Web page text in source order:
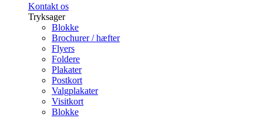
Kontakt os
Tryksager
Blokke
Brochurer / hæfter
Flyers
Foldere
Plakater
Postkort
Valgplakater
Visitkort
Blokke